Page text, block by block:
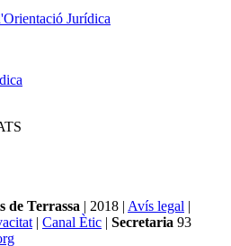
Jurídica
de Terrassa | 2018 | Avís legal |
| Canal Ètic | Secretaria 93